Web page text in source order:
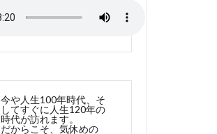
今や人生100年時代、そ
してすぐに人生120年の
時代が訪れます。
だからこそ、気休めの